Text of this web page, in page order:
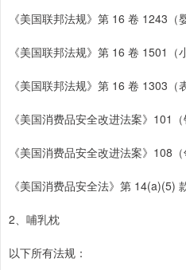
《美国联邦法规》第 16 卷 1243（
《美国联邦法规》第 16 卷 1501（
《美国联邦法规》第 16 卷 1303（
《美国消费品安全改进法案》101（
《美国消费品安全改进法案》108（
《美国消费品安全法》第 14(a)(5)
2、哺乳枕
以下所有法规：